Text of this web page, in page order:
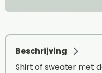
Beschrijving
Shirt of sweater met